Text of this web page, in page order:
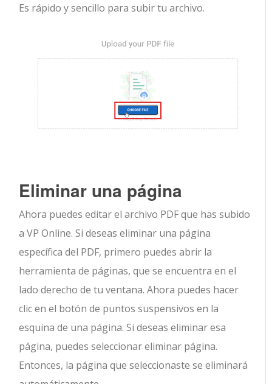
Es rápido y sencillo para subir tu archivo.
Eliminar una página
Ahora puedes editar el archivo PDF que has subido
a VP Online. Si deseas eliminar una página
específica del PDF, primero puedes abrir la
herramienta de páginas, que se encuentra en el
lado derecho de tu ventana. Ahora puedes hacer
clic en el botón de puntos suspensivos en la
esquina de una página. Si deseas eliminar esa
página, puedes seleccionar eliminar página.
Entonces, la página que seleccionaste se eliminará